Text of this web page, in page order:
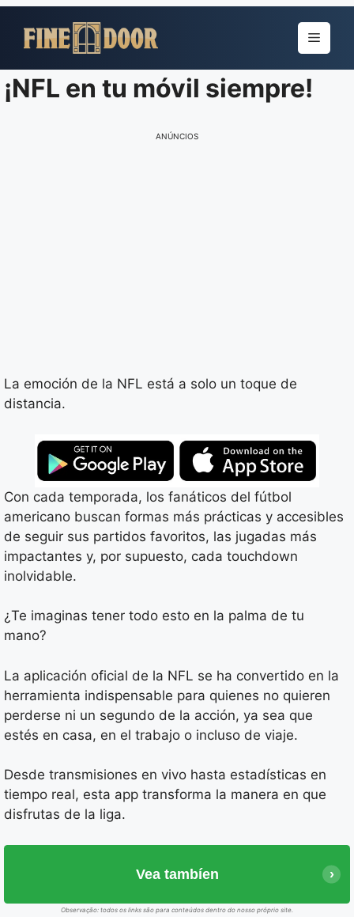
para
conteúdo
Menu
¡NFL en tu móvil siempre!
ANÚNCIOS
La emoción de la NFL está a solo un toque de
distancia.
Con cada temporada, los fanáticos del fútbol
americano buscan formas más prácticas y accesibles
de seguir sus partidos favoritos, las jugadas más
impactantes y, por supuesto, cada touchdown
inolvidable.
¿Te imaginas tener todo esto en la palma de tu
mano?
La aplicación oficial de la NFL se ha convertido en la
herramienta indispensable para quienes no quieren
perderse ni un segundo de la acción, ya sea que
estés en casa, en el trabajo o incluso de viaje.
Desde transmisiones en vivo hasta estadísticas en
tiempo real, esta app transforma la manera en que
disfrutas de la liga.
Vea tambíen
Observação: todos os links são para conteúdos dentro do nosso próprio site.